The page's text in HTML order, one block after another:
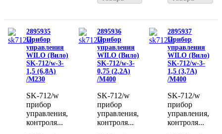
2895935
Прибор
управления
WILO (Вило)
SK-712/w-3-
1,5 (6,8A)
/M230
SK-712/w
прибор
управления,
контроля...
2895936
Прибор
управления
WILO (Вило)
SK-712/w-3-
0,75 (2,2A)
/M400
SK-712/w
прибор
управления,
контроля...
2895937
Прибор
управления
WILO (Вило)
SK-712/w-3-
1,5 (3,7A)
/M400
SK-712/w
прибор
управления,
контроля...